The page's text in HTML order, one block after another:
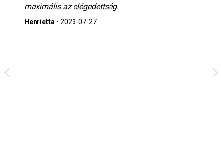
maximális az elégedettség.
Henrietta • 2023-07-27